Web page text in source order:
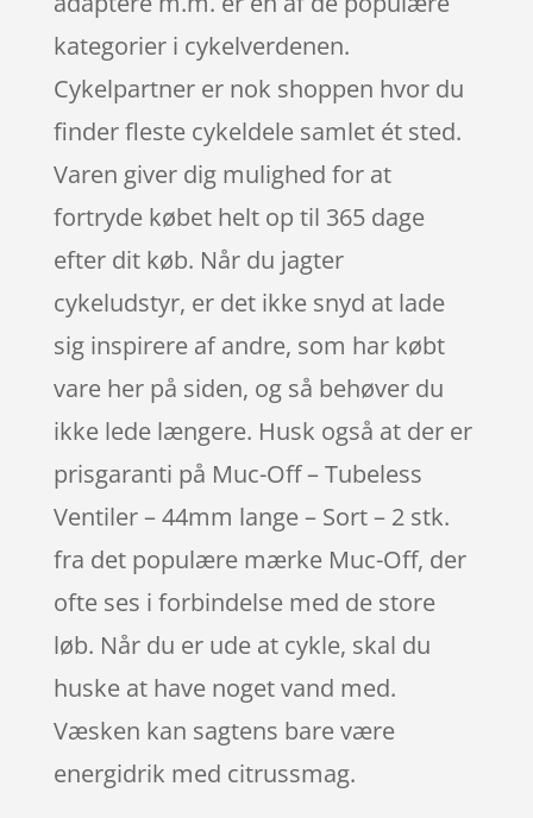
kategorier i cykelverdenen.
Cykelpartner er nok shoppen hvor du
finder fleste cykeldele samlet ét sted.
Varen giver dig mulighed for at
fortryde købet helt op til 365 dage
efter dit køb. Når du jagter
cykeludstyr, er det ikke snyd at lade
sig inspirere af andre, som har købt
vare her på siden, og så behøver du
ikke lede længere. Husk også at der er
prisgaranti på Muc-Off – Tubeless
Ventiler – 44mm lange – Sort – 2 stk.
fra det populære mærke Muc-Off, der
ofte ses i forbindelse med de store
løb. Når du er ude at cykle, skal du
huske at have noget vand med.
Væsken kan sagtens bare være
energidrik med citrussmag.